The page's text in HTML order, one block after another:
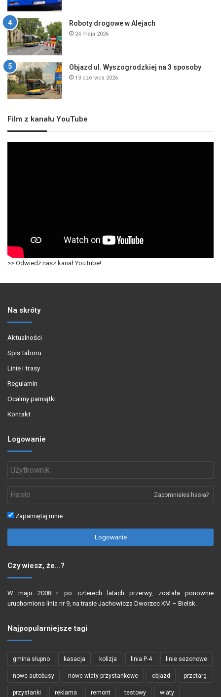
Roboty drogowe w Alejach
24 maja 2026
Objazd ul. Wyszogrodzkiej na 3 sposoby
13 czerwca 2026
Film z kanału YouTube
>> Odwiedź nasz kanał YouTube!
Na skróty
Aktualności
Spis taboru
Linie i trasy
Regulamin
Ocalmy pamiątki
Kontakt
Logowanie
Zapomniałeś hasła?
Zapamiętaj mnie
Logowanie
Czy wiesz, że…?
W maju 2008 r. po czterech latach przerwy, została ponownie
uruchomiona linia nr 9, na trasie Jachowicza Dworzec KM – Bielsk.
Najpopularniejsze tagi
gmina słupno kasacja kolizja linia P-4 linie sezonowe
nowe autobusy nowe wiaty przystankowe objazd przetarg
przystanki reklama remont testowy wiaty